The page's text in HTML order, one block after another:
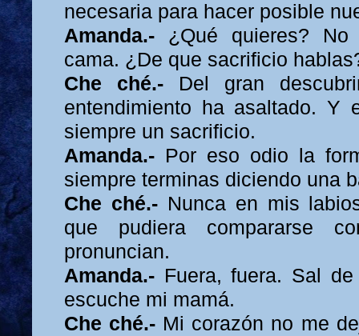
necesaria para hacer posible
Amanda.- ¿Qué quieres?
cama. ¿De que sacrificio
Che ché.- Del gran
entendimiento ha asaltado. Y
siempre un sacrificio.
Amanda.- Por eso odio la
siempre terminas diciendo una
Che ché.-Nunca en mis
que pudiera compararse
pronuncian.
Amanda.- Fuera, fuera. Sal
escuche mi mamá.
Che ché.- Mi corazón no me